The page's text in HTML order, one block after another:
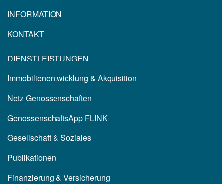
INFORMATION
KONTAKT
DIENSTLEISTUNGEN
Immobilienentwicklung & Akquisition
Netz Genossenschaften
GenossenschaftsApp FLINK
Gesellschaft & Soziales
Publikationen
Finanzierung & Versicherung